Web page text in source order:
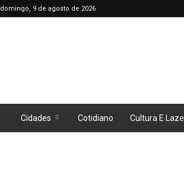
domingo, 9 de agosto de 2026
Cidades Cotidiano Cultura E